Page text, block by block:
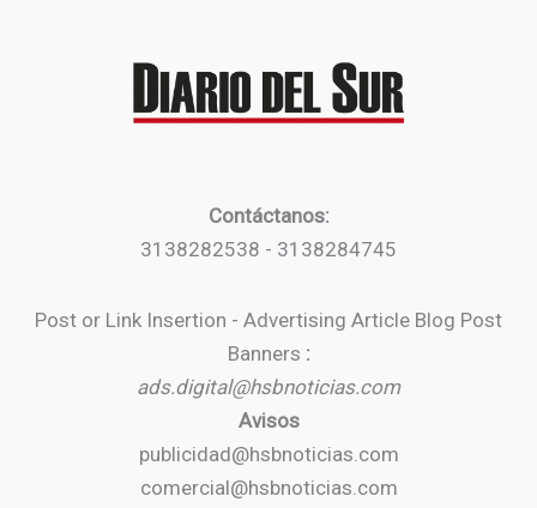
Contáctanos:
3138282538 - 3138284745
Post or Link Insertion - Advertising Article Blog Post
Banners :
ads.digital@hsbnoticias.com
Avisos
publicidad@hsbnoticias.com
comercial@hsbnoticias.com